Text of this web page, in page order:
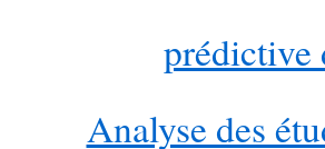
prédictive
Analyse des